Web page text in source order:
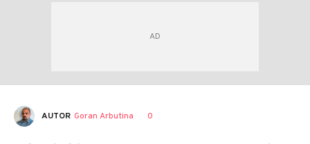
AUTOR Goran Arbutina 0